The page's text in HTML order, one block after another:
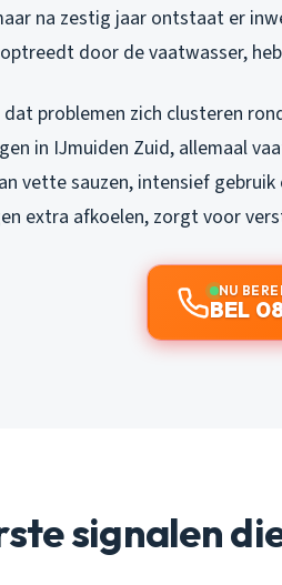
na zestig jaar ontstaat er
door de vaatwasser,
problemen zich clusteren
in IJmuiden Zuid, allemaal
vette sauzen, intensief
extra afkoelen, zorgt voor
NU
BEL
signalen